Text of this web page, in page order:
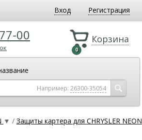
Вход Регистрация
Корзина
0
00
Например: 26300-35054
▼ / Защиты картера для CHRYSLER NEON